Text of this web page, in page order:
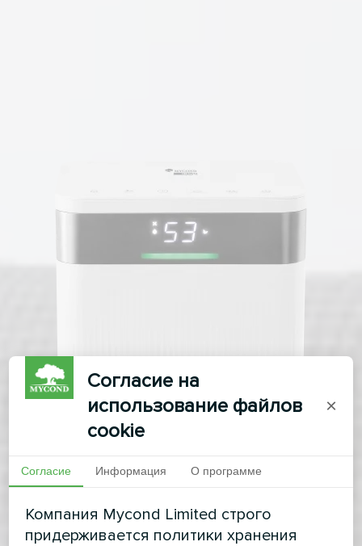
Согласие на
использование файлов
cookie
×
Согласие Информация О программе
Компания Mycond Limited строго
придерживается политики хранения